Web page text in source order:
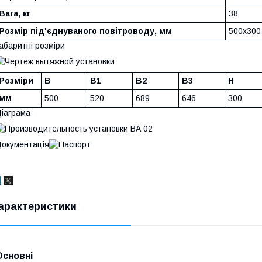
кг
38
під'єднуваного повітроводу, мм
500х300
розміри
B B1 B2 B3
H
500 520 689 646
300